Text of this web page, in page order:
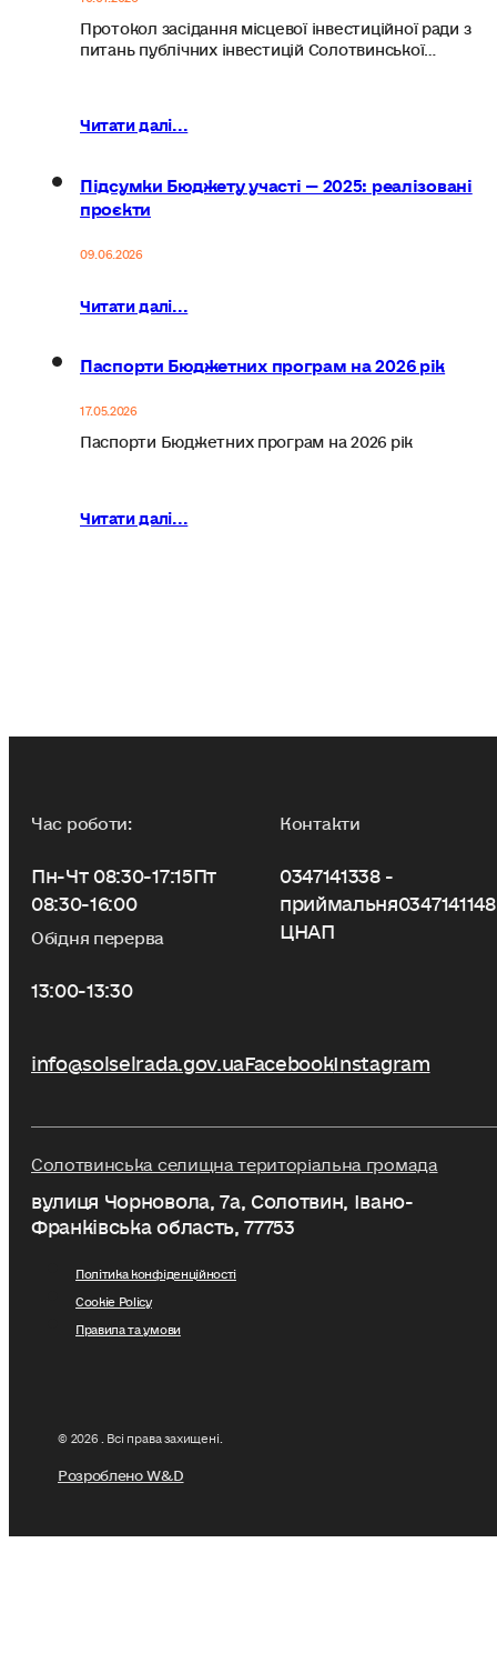
Протокол засідання місцевої інвестиційної ради з
питань публічних інвестицій Солотвинської…
Читати далі...
Підсумки Бюджету участі — 2025: реалізовані
проєкти
09.06.2026
Читати далі...
Паспорти Бюджетних програм на 2026 рік
17.05.2026
Паспорти Бюджетних програм на 2026 рік
Читати далі...
Час роботи:
Пн-Чт 08:30-17:15Пт
08:30-16:00
Обідня перерва
13:00-13:30
Контакти
0347141338 -
приймальня
ЦНАП
info@solselrada.gov.uaFacebookInstagram
Солотвинська селищна територіальна громада
вулиця Чорновола, 7a, Солотвин, Івано-
Франківська область, 77753
Політика конфіденційності
Cookie Policy
Правила та умови
© 2026 . Всі права захищені.
Розроблено W&D